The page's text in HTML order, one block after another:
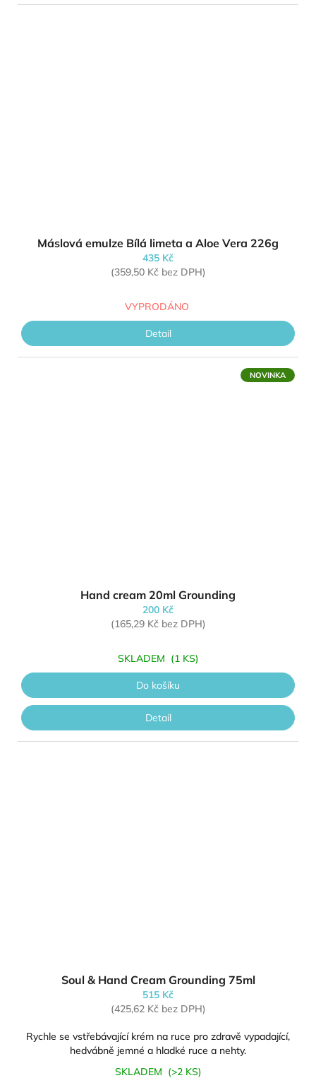
Máslová emulze Bílá limeta a Aloe Vera 226g
435 Kč
(359,50 Kč bez DPH)
VYPRODÁNO
Detail
NOVINKA
Hand cream 20ml Grounding
200 Kč
(165,29 Kč bez DPH)
SKLADEM (1 KS)
Do košíku
Detail
Soul & Hand Cream Grounding 75ml
515 Kč
(425,62 Kč bez DPH)
Rychle se vstřebávající krém na ruce pro zdravě vypadající,
hedvábně jemné a hladké ruce a nehty.
SKLADEM (>2 KS)